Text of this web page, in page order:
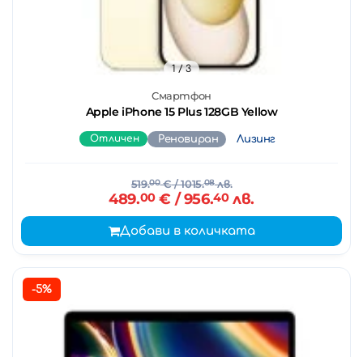
Смартфон
Apple iPhone 15 Plus 128GB Yellow
1/ 3
Отличен Реновиран Лизинг
519.00€/ 1015.08лв.
489.00€ / 956.40лв.
Добави в количката
-5%